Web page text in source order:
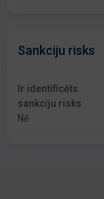
Sankciju risks
Ir identificēts
sankciju risks
Nē